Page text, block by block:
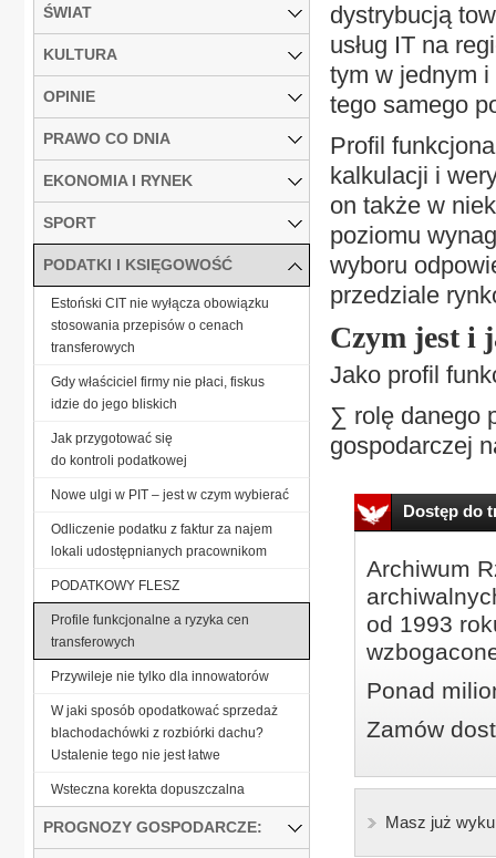
dystrybucją
usług IT na
tym w jednym
tego samego
Profil
kalkulacji i
on także w
poziomu
wyboru
przedziale
Czym jest i
Jako profil
∑ rolę danego
gospodarczej
Dostęp do
Archiwum
od 1993
Ponad
Zamów
Masz już
ŚWIAT
KULTURA
OPINIE
PRAWO CO DNIA
EKONOMIA I RYNEK
SPORT
PODATKI I KSIĘGOWOŚĆ
Estoński CIT nie wyłącza obowiązku
stosowania przepisów o cenach
transferowych
Gdy właściciel firmy nie płaci, fiskus
idzie do jego bliskich
Jak przygotować się
do kontroli podatkowej
Nowe ulgi w PIT – jest w czym wybierać
Odliczenie podatku z faktur za najem
lokali udostępnianych pracownikom
PODATKOWY FLESZ
Profile funkcjonalne a ryzyka cen
transferowych
Przywileje nie tylko dla innowatorów
W jaki sposób opodatkować sprzedaż
blachodachówki z rozbiórki dachu?
Ustalenie tego nie jest łatwe
Wsteczna korekta dopuszczalna
PROGNOZY GOSPODARCZE: